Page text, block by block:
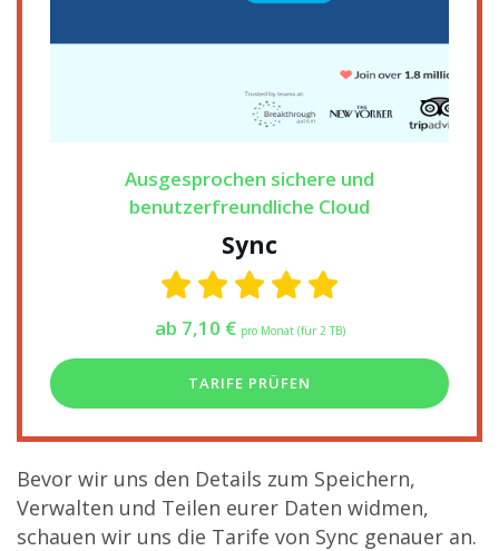
Ausgesprochen sichere und
benutzerfreundliche Cloud
Sync
ab 7,10 € pro Monat (für 2 TB)
TARIFE PRÜFEN
Bevor wir uns den Details zum Speichern,
Verwalten und Teilen eurer Daten widmen,
schauen wir uns die Tarife von Sync genauer an.